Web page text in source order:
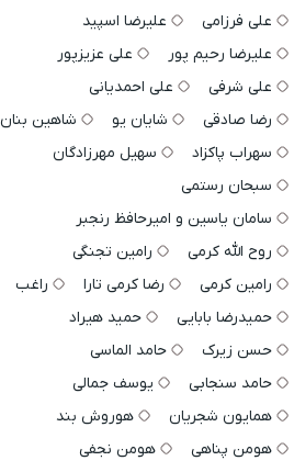
علی فرزامی
علیرضا اسپید
علیرضا رحیم پور
علی عزیزپور
علی شرفی
علی احمدیانی
رضا صادقی
شایان یو
شاهین بنان
سهراب پاکزاد
سهیل مهرزادگان
سبحان رستمی
سامان یاسین و امیرحافظ رنجبر
روح الله کرمی
رامین تجنگی
رامین کرمی
رضا کرمی تارا
راغب
حمیدرضا بابایی
حمید هیراد
حسن زیرک
حامد الماسی
حامد سنجابی
یوسف جمالی
همایون شجریان
هوروش بند
هومن پناهی
هومن نجفی